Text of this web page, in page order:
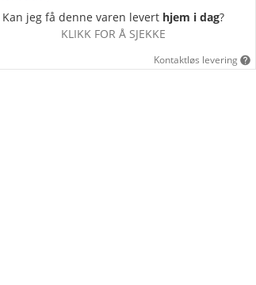
Kan jeg få denne varen levert hjem i dag?
KLIKK FOR Å SJEKKE
Kontaktløs levering